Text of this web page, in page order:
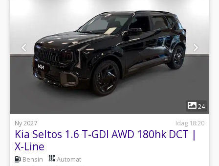
24
Ny 2027
Idag 18:20
Kia Seltos 1.6 T-GDI AWD 180hk DCT |
X-Line
Bensin Automat